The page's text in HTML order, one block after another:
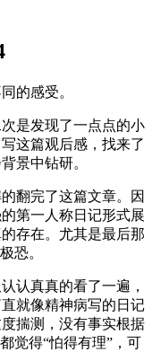
的感受。
是发现了一点点的小
这篇观后感，找来了
景中钻研。
翻完了这篇文章。因
第一人称日记形式展
存在。尤其是最后那
恐。
认真真的看了一遍，
就像精神病写的日记
揣测，没有事实根据
觉得“怕得有理”，可